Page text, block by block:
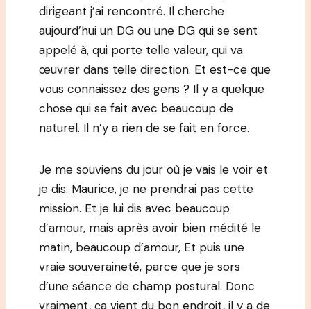
dirigeant j’ai rencontré. Il cherche
aujourd’hui un DG ou une DG qui se sent
appelé à, qui porte telle valeur, qui va
œuvrer dans telle direction. Et est-ce que
vous connaissez des gens ? Il y a quelque
chose qui se fait avec beaucoup de
naturel. Il n’y a rien de se fait en force.
Je me souviens du jour où je vais le voir et
je dis: Maurice, je ne prendrai pas cette
mission. Et je lui dis avec beaucoup
d’amour, mais après avoir bien médité le
matin, beaucoup d’amour, Et puis une
vraie souveraineté, parce que je sors
d’une séance de champ postural. Donc
vraiment, ça vient du bon endroit, il y a de